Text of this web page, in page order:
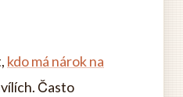
kdo má nárok na
Často